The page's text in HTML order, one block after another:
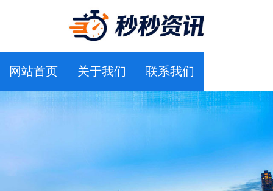
网站首页 关于我们 联系我们